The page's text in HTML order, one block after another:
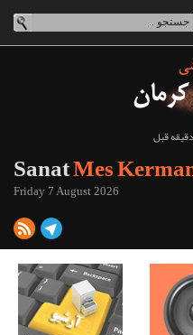
SanatMes
Friday 7 August 2026